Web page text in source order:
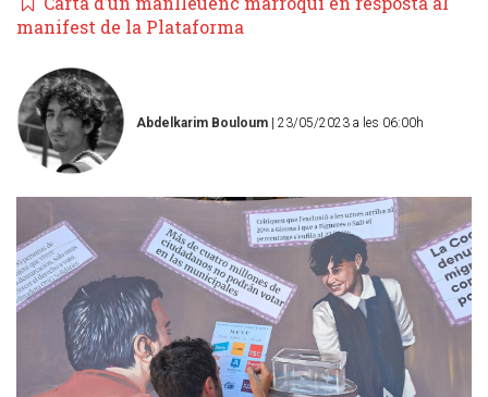
manifest de la Plataforma
Abdelkarim Bouloum | 23/05/2023 a les 06:00h